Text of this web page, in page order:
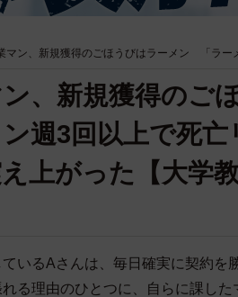
マン、新規獲得のごほうびはラーメン 「ラー
、新規獲得のご
週3回以上で死亡
上がった【大学教
いるAさんは、毎日確実に契約を
る理由のひとつに、自らに課し